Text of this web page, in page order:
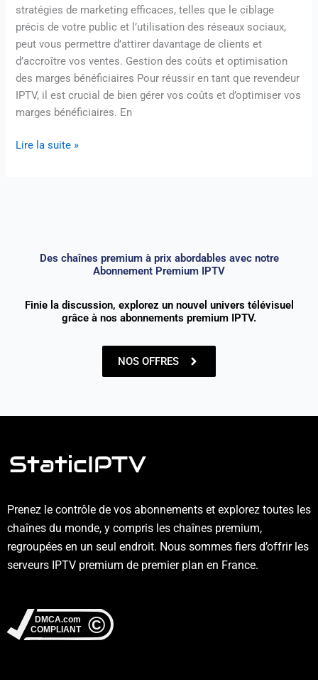
stratégies de marketing efficaces, telles que le ciblage
précis de votre public et l’utilisation des réseaux sociaux,
peut vous permettre d’attirer davantage de clients et
d’accroître vos ventes. Gestion des coûts et optimisation
des marges bénéficiaires Pour réussir en tant que revendeur
IPTV, il est crucial de bien gérer vos coûts et d’optimiser vos
marges bénéficiaires. En
Lire la suite »
Des chaînes premium à prix abordables avec notre
Abonnement Premium IPTV
Finie la discussion, explorez un nouvel univers télévisuel
grâce à nos abonnements premium IPTV.
NOS OFFRES
Prenez le contrôle de vos abonnements et explorez toutes les
chaînes du monde, y compris les chaînes premium,
regroupées en un seul endroit. Nous sommes fiers d’offrir les
serveurs IPTV premium de premier plan en France.